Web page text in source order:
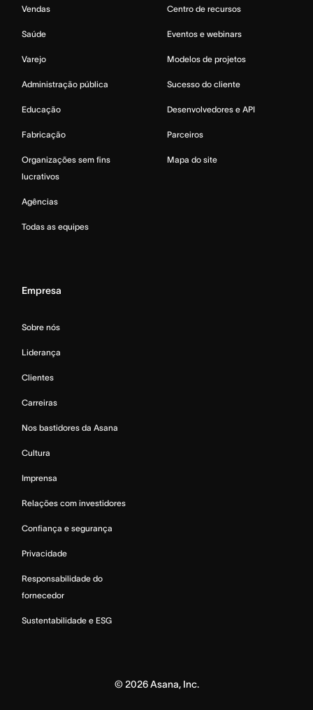
Vendas
Saúde
Varejo
Administração pública
Educação
Fabricação
Organizações sem fins
lucrativos
Agências
Todas as equipes
Centro de recursos
Eventos e webinars
Modelos de projetos
Sucesso do cliente
Desenvolvedores e API
Parceiros
Mapa do site
Empresa
Sobre nós
Liderança
Clientes
Carreiras
Nos bastidores da Asana
Cultura
Imprensa
Relações com investidores
Confiança e segurança
Privacidade
Responsabilidade do
fornecedor
Sustentabilidade e ESG
©2026Asana, Inc.